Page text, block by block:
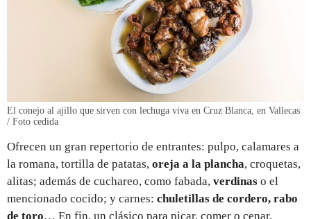
El conejo al ajillo que sirven con lechuga viva en Cruz Blanca, en Vallecas
/ Foto cedida
Ofrecen un gran repertorio de entrantes: pulpo, calamares a
la romana, tortilla de patatas, oreja a la plancha, croquetas,
alitas; además de cuchareo, como fabada, verdinas o el
mencionado cocido; y carnes: chuletillas de cordero, rabo
de toro… En fin, un clásico para picar, comer o cenar,